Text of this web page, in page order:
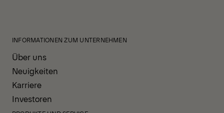
INFORMATIONEN ZUM UNTERNEHMEN
Über uns
Neuigkeiten
Karriere
Investoren